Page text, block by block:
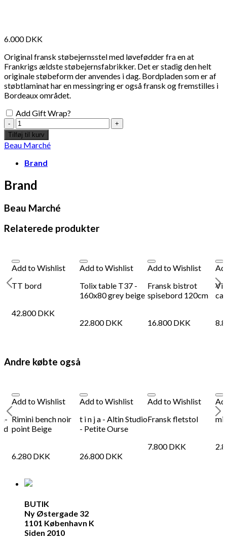
6.000DKK
Original fransk støbejernsstel med løvefødder fra en at
Frankrigs ældste støbejernsfabrikker. Det er stadig den helt
originale støbeform der anvendes i dag. Bordpladen som er af
støbtlaminat har en messingring er også fransk og fremstilles i
Bordeaux området.
Add Gift Wrap?
Fransk
Café
Bord
-
ø40cm
antal
Tilføj til kurv
Beau Marché
Brand
Brand
Beau Marché
Relaterede produkter
Add to Wishlist
TT bord
42.800DKK
Add to Wishlist
Tolix table T37 -
160x80 grey beige
22.800DKK
Add to Wishlist
Fransk bistrot
spisebord 120cm
16.800DKK
Andre købte også
Add to Wishlist
Rimini bench noir
point Beige
6.280DKK
Add to Wishlist
t i n j a - Altin Studio
- Petite Ourse
26.800DKK
Add to Wishlist
Fransk fletstol
7.800DKK
BUTIK
Ny Østergade 32
1101 København K
Siden 2010